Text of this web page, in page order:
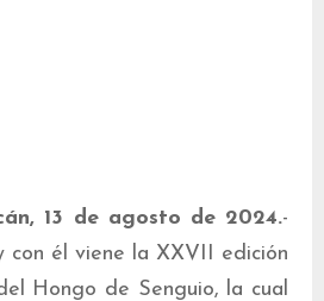
13 de agosto de 2024.-
con él viene la XXVII edición
Hongo de Senguio, la cual